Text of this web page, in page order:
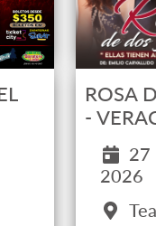
ROSA
-
27
2026